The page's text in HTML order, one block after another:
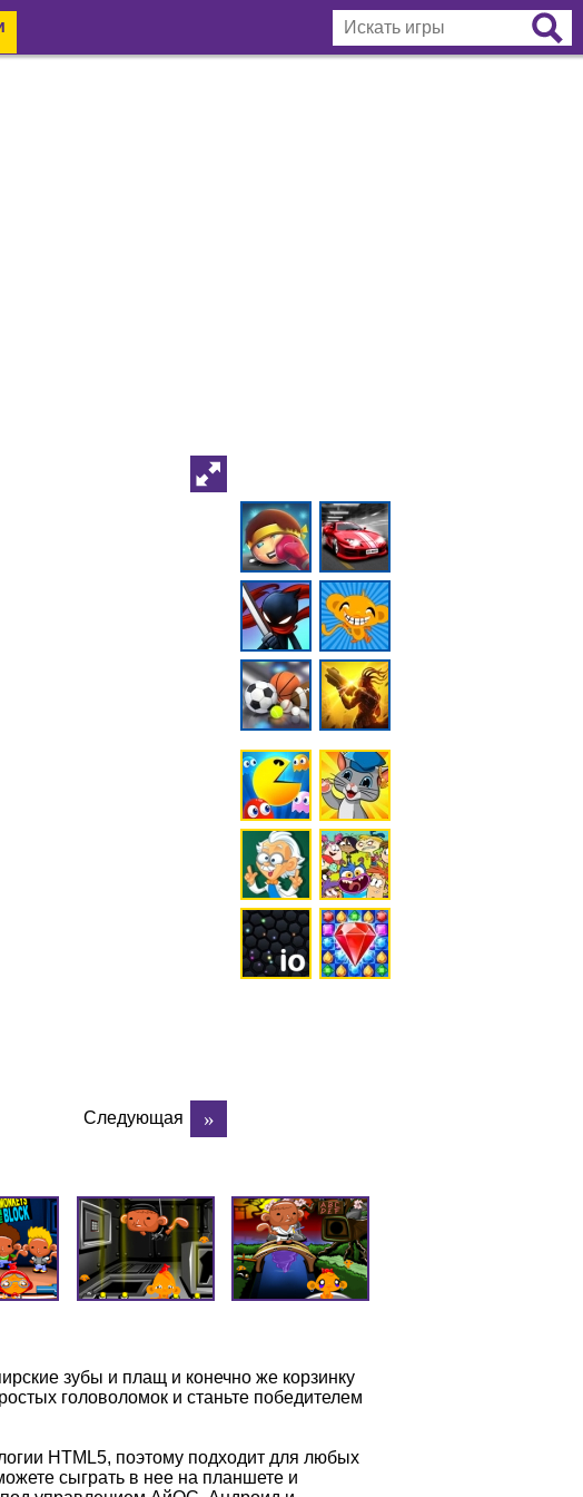
Следующая
зубы и плащ и конечно же корзинку
головоломок и станьте победителем
HTML5, поэтому подходит для любых
сыграть в нее на планшете и